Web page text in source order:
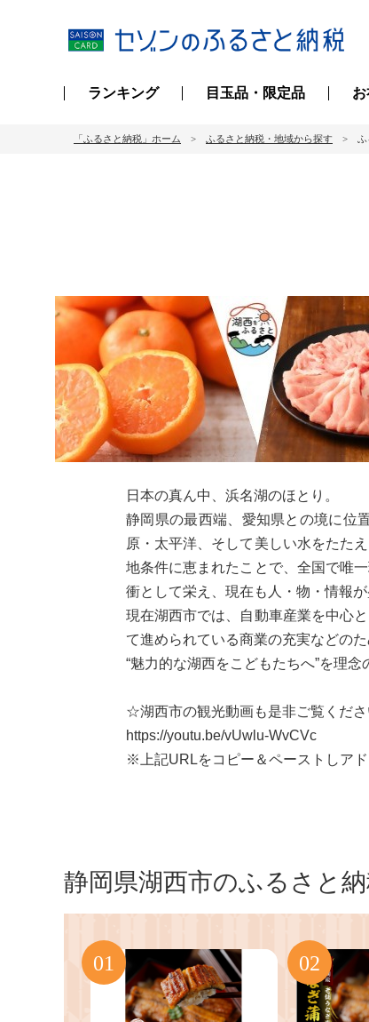
ランキング 目玉品・限定品
「ふるさと納税」ホーム ふるさと納税・地域から探す ふ
日本の真ん中、浜名湖のほとり。
静岡県の最西端、愛知県との境に位
原・太平洋、そして美しい水をたた
地条件に恵まれたことで、全国で唯
衝として栄え、現在も人・物・情報が
現在湖西市では、自動車産業を中心
て進められている商業の充実などの
“魅力的な湖西をこどもたちへ”を理
☆湖西市の観光動画も是非ご覧くだ
https://youtu.be/vUwlu-WvCVc
※上記URLをコピー＆ペーストしア
静岡県湖西市のふるさと